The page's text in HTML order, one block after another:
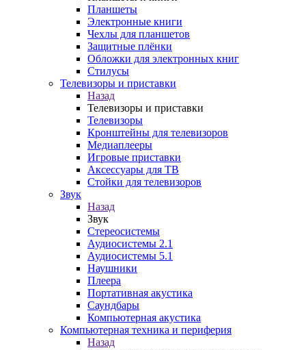
Планшеты
Электронные книги
Чехлы для планшетов
Защитные плёнки
Обложки для электронных книг
Стилусы
Телевизоры и приставки
Назад
Телевизоры и приставки
Телевизоры
Кронштейны для телевизоров
Медиаплееры
Игровые приставки
Аксессуары для ТВ
Стойки для телевизоров
Звук
Назад
Звук
Стереосистемы
Аудиосистемы 2.1
Аудиосистемы 5.1
Наушники
Плеера
Портативная акустика
Саундбары
Компьютерная акустика
Компьютерная техника и периферия
Назад